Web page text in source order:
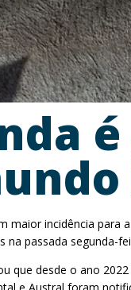
incidência
na passada segunda-
que desde o ano